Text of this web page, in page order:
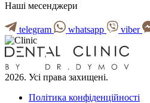
Наші месенджери
telegram whatsapp viber
2026. Усі права захищені.
Політика конфіденційності